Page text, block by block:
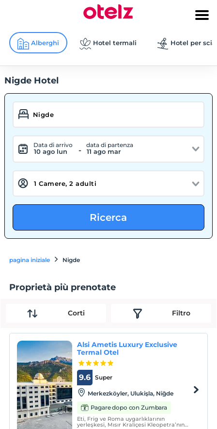
Alberghi Hotel termali Hotel per
Nigde Hotel
Data di arrivo
10 ago lun -
data di partenza
11 ago mar
Ricerca
pagina iniziale Nigde
Proprietà più prenotate
Corti Filtro
Alsi Ametis Luxury Exclusive
Termal Otel
Super
9.6
Merkezköyler, Ulukişla, Niğde
Pagare dopo con Zumbara
Eti, Frig ve Roma uygarlıklarının
yerleşkesi, Mısır Kraliçesi Kleopetra’nın